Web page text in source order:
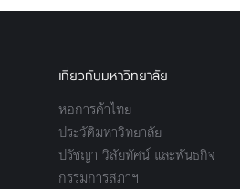
เกี่ยวกับมหาวิทยาลัย
หอการค้าไทย
ประวัติมหาวิทยาลัย
ปรัชญา วิสัยทัศน์ และพันธกิจ
กรรมการสภาฯ